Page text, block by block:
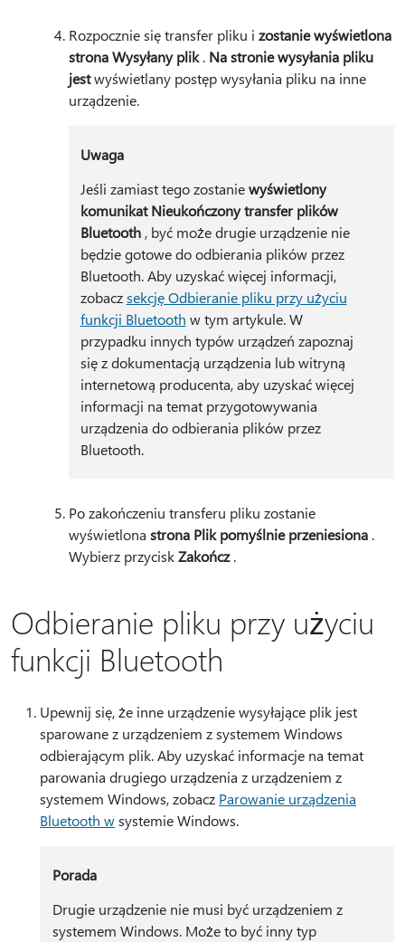
Rozpocznie się transfer pliku i zostanie wyświetlona
strona Wysyłany plik. Na stronie wysyłania pliku
jestwyświetlany postęp wysyłania pliku na inne
urządzenie.
Uwaga
Jeśli zamiast tego zostaniewyświetlony
komunikat Nieukończony transfer plików
Bluetooth, być może drugie urządzenie nie
będzie gotowe do odbierania plików przez
Bluetooth. Aby uzyskać więcej informacji,
zobaczsekcję Odbieranie pliku przy użyciu
funkcji Bluetooth w tym artykule. W
przypadku innych typów urządzeń zapoznaj
się z dokumentacją urządzenia lub witryną
internetową producenta, aby uzyskać więcej
informacji na temat przygotowywania
urządzenia do odbierania plików przez
Bluetooth.
Po zakończeniu transferu pliku zostanie
wyświetlona strona Plik pomyślnie przeniesiona .
Wybierz przyciskZakończ.
Odbieranie pliku przy użyciu
funkcji Bluetooth
Upewnij się, że inne urządzenie wysyłające plik jest
sparowane z urządzeniem z systemem Windows
odbierającym plik. Aby uzyskać informacje na temat
parowania drugiego urządzenia z urządzeniem z
systemem Windows, zobacz Parowanie urządzenia
Bluetooth wsystemie Windows.
Porada
Drugie urządzenie nie musi być urządzeniem z
systemem Windows. Może to być inny typ